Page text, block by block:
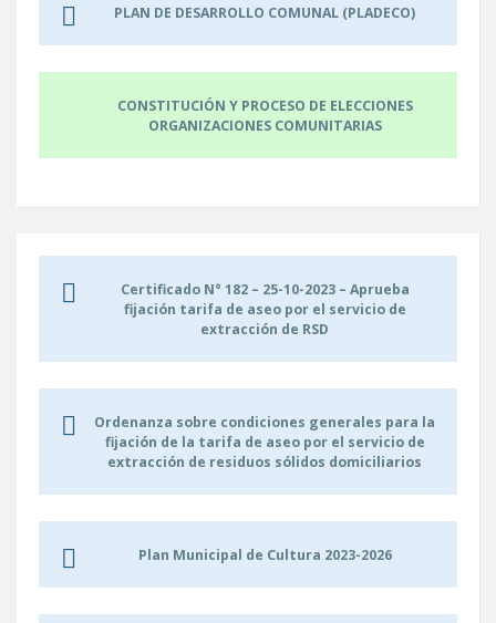
PLAN DE DESARROLLO COMUNAL (PLADECO)
CONSTITUCIÓN Y PROCESO DE ELECCIONES
ORGANIZACIONES COMUNITARIAS
Certificado N° 182 – 25-10-2023 – Aprueba
fijación tarifa de aseo por el servicio de
extracción de RSD
Ordenanza sobre condiciones generales para la
fijación de la tarifa de aseo por el servicio de
extracción de residuos sólidos domiciliarios
Plan Municipal de Cultura 2023-2026